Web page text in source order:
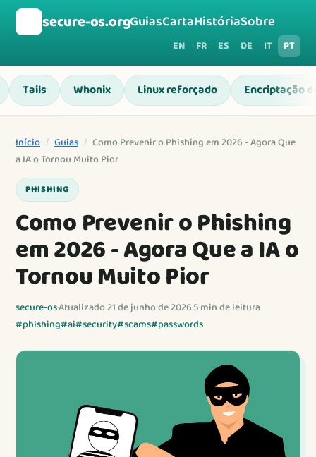
secure-os.orgGuiasCartaHistóriaSobre
EN FR ES DE IT PT
Tails Whonix Linux reforçado Encriptação
Início / Guias / Como Prevenir o Phishing em 2026 - Agora Que
a IA o Tornou Muito Pior
PHISHING
Como Prevenir o Phishing
em 2026 - Agora Que a IA o
Tornou Muito Pior
secure-os·Atualizado 21 de junho de 2026·5 min de leitura
#phishing#ai#security#scams#passwords